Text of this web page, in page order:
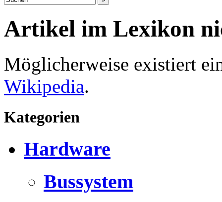
Artikel im Lexikon
Möglicherweise existiert
Wikipedia.
Kategorien
Hardware
Bussystem